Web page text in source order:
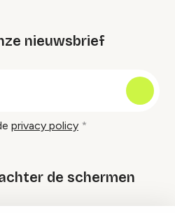
nieuwsbrief
privacy policy
de schermen